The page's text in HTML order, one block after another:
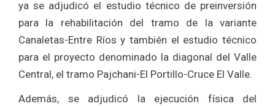
ya se adjudicó el estudio técnico de preinversión
para la rehabilitación del tramo de la variante
Canaletas-Entre Ríos y también el estudio técnico
para el proyecto denominado la diagonal del Valle
Central, el tramo Pajchani-El Portillo-Cruce El Valle.
Además, se adjudicó la ejecución física del